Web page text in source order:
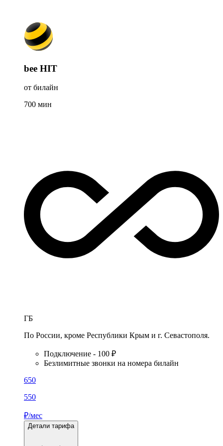
bee HIT
от билайн
700 мин
ГБ
По России, кроме Республики Крым и г. Севастополя.
Подключение - 100 ₽
Безлимитные звонки на номера билайн
650
550
₽/мес
Детали тарифа